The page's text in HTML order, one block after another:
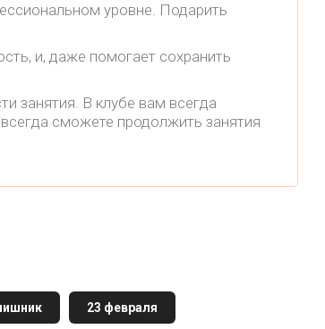
уровне. Подарить
и, даже помогает сохранить
занятия. В клубе вам всегда
сможете продолжить занятия
23 февраля